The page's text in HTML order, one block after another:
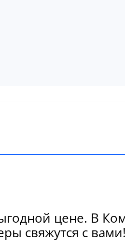
цене. В
свяжутся с